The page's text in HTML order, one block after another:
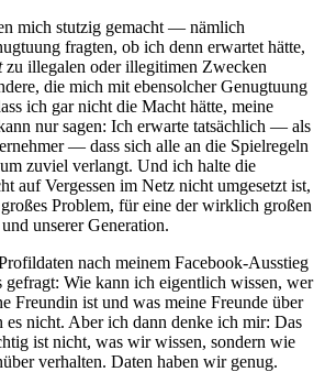
mich stutzig gemacht — nämlich
fragten, ob ich denn erwartet hätte,
zu illegalen oder illegitimen Zwecken
die mich mit ebensolcher Genugtuung
ich gar nicht die Macht hätte, meine
nur sagen: Ich erwarte tatsächlich — als
— dass sich alle an die Spielregeln
zuviel verlangt. Und ich halte die
auf Vergessen im Netz nicht umgesetzt ist,
Problem, für eine der wirklich großen
unserer Generation.
nach meinem Facebook-Ausstieg
gefragt: Wie kann ich eigentlich wissen, wer
Freundin ist und was meine Freunde über
es nicht. Aber ich dann denke ich mir: Das
ist nicht, was wir wissen, sondern wie
verhalten. Daten haben wir genug.